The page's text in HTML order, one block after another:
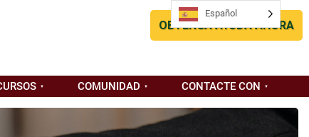
OBTENGA AYUDA AHORA
COMUNIDAD CONTACTE CON
Español